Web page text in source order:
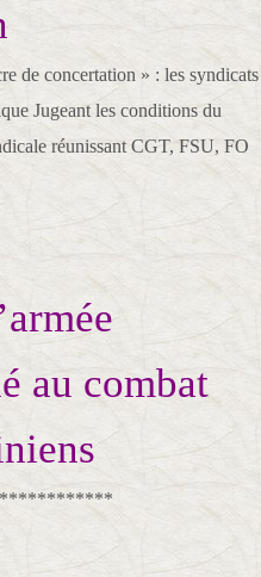
de concertation » : les syndicats
Jugeant les conditions du
réunissant CGT, FSU, FO
au combat